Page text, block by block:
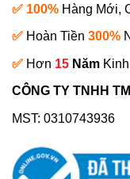
✅ 100% Hàng Mới,
✅ Hoàn Tiền 300%
✅ Hơn 15 Năm
CÔNG TY TNHH
MST: 0310743936